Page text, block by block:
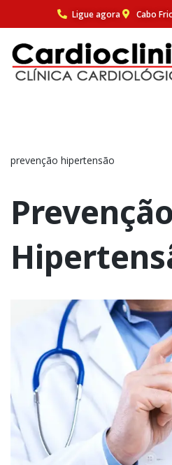
para
o
Ligue agora Cabo
prevenção hipertensão
Prevenção